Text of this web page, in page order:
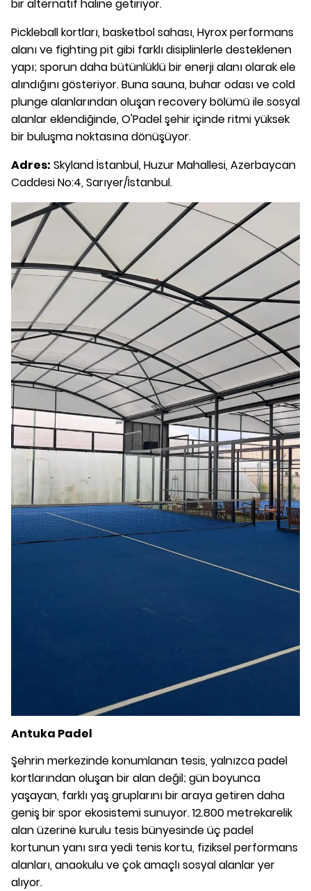
bir alternatif haline getiriyor.
Pickleball kortları, basketbol sahası, Hyrox performans
alanı ve fighting pit gibi farklı disiplinlerle desteklenen
yapı; sporun daha bütünlüklü bir enerji alanı olarak ele
alındığını gösteriyor. Buna sauna, buhar odası ve cold
plunge alanlarından oluşan recovery bölümü ile sosyal
alanlar eklendiğinde, O'Padel şehir içinde ritmi yüksek
bir buluşma noktasına dönüşüyor.
Adres: Skyland İstanbul, Huzur Mahallesi, Azerbaycan
Caddesi No:4, Sarıyer/İstanbul.
Antuka Padel
Şehrin merkezinde konumlanan tesis, yalnızca padel
kortlarından oluşan bir alan değil; gün boyunca
yaşayan, farklı yaş gruplarını bir araya getiren daha
geniş bir spor ekosistemi sunuyor. 12.800 metrekarelik
alan üzerine kurulu tesis bünyesinde üç padel
kortunun yanı sıra yedi tenis kortu, fiziksel performans
alanları, anaokulu ve çok amaçlı sosyal alanlar yer
alıyor.